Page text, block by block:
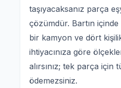
taşıyacaksanız parça
çözümdür. Bartın
bir kamyon ve dört
ihtiyacınıza göre
alırsınız; tek parça için
ödemezsiniz.